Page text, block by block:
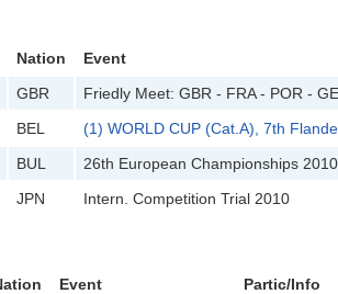
Nation Event
GBR Friedly Meet: GBR - FRA - POR -
BEL (1) WORLD CUP (Cat.A), 7th
BUL 26th European Championships 2010
JPN Intern. Competition Trial 2010
Event
Partic/Info